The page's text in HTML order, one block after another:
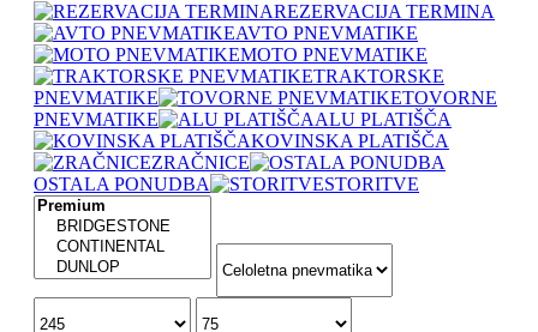
REZERVACIJA TERMINA
AVTO PNEVMATIKE
MOTO PNEVMATIKE
TRAKTORSKE
PNEVMATIKE
TOVORNE
PNEVMATIKE
ALU PLATIŠČA
KOVINSKA PLATIŠČA
ZRAČNICE
OSTALA PONUDBA
STORITVE